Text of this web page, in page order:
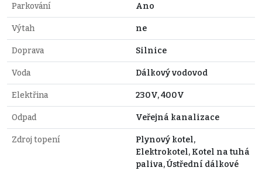
Parkování Ano
Výtah ne
Doprava Silnice
Voda Dálkový vodovod
Elektřina 230V, 400V
Odpad Veřejná kanalizace
Zdroj topení
Plynový kotel,
Elektrokotel, Kotel na tuhá
paliva, Ústřední dálkové